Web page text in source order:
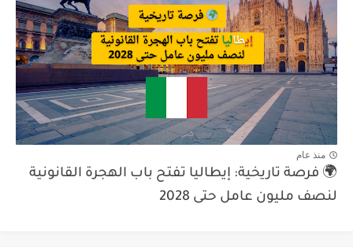
منذ عام
🌍 فرصة تاريخية: إيطاليا تفتح باب الهجرة القانونية
لنصف مليون عامل حتى 2028